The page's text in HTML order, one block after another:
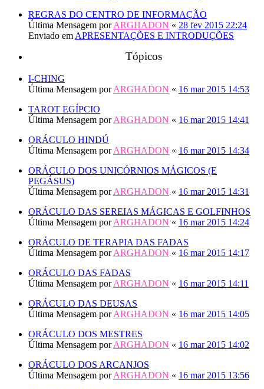
REGRAS DO CENTRO DE INFORMAÇÃO
Última Mensagem porARGHADON « 28 fev 2015 22:24
Enviado em APRESENTAÇÕES E INTRODUÇÕES
Tópicos
I-CHING
Última Mensagem porARGHADON « 16 mar 2015 14:53
TAROT EGÍPCIO
Última Mensagem porARGHADON « 16 mar 2015 14:41
ORÁCULO HINDÚ
Última Mensagem porARGHADON « 16 mar 2015 14:34
ORÁCULO DOS UNICÓRNIOS MÁGICOS (E
PEGÁSUS)
Última Mensagem porARGHADON « 16 mar 2015 14:31
ORÁCULO DAS SEREIAS MÁGICAS E GOLFINHOS
Última Mensagem porARGHADON « 16 mar 2015 14:24
ORÁCULO DE TERAPIA DAS FADAS
Última Mensagem porARGHADON « 16 mar 2015 14:17
ORÁCULO DAS FADAS
Última Mensagem porARGHADON « 16 mar 2015 14:11
ORÁCULO DAS DEUSAS
Última Mensagem porARGHADON « 16 mar 2015 14:05
ORÁCULO DOS MESTRES
Última Mensagem porARGHADON « 16 mar 2015 14:02
ORÁCULO DOS ARCANJOS
Última Mensagem porARGHADON « 16 mar 2015 13:56